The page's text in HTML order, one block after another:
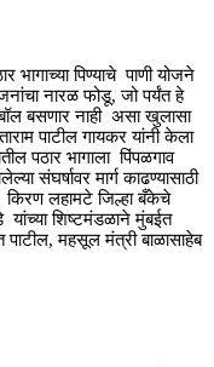
भागाच्या पिण्याचे पाणी योजने
नारळ फोडू, जो पर्यंत हे
बसणार नाही असा खुलासा
पाटील गायकर यांनी केला
पठार भागाला पिंपळगाव
संघर्षावर मार्ग काढण्यासाठी
लहामटे जिल्हा बँकेचे
शिष्टमंडळाने मुंबईत
महसूल मंत्री बाळासाहेब